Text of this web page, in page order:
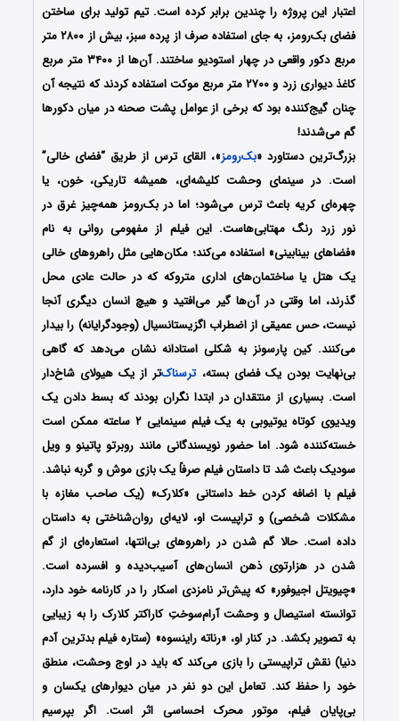
اعتبار این پروژه را چندین برابر کرده است. تیم تولید برای ساختن
فضای بک‌رومز، به جای استفاده صرف از پرده سبز، بیش از ۲۸۰۰ متر
مربع دکور واقعی در چهار استودیو ساختند. آن‌ها از ۳۴۰۰ متر مربع
کاغذ دیواری زرد و ۲۷۰۰ متر مربع موکت استفاده کردند که نتیجه آن
چنان گیج‌کننده بود که برخی از عوامل پشت صحنه در میان دکورها
گم می‌شدند!
بزرگ‌ترین دستاورد «بک‌رومز»، القای ترس از طریق “فضای خالی”
است. در سینمای وحشت کلیشه‌ای، همیشه تاریکی، خون، یا
چهره‌ای کریه باعث ترس می‌شود؛ اما در بک‌رومز همه‌چیز غرق در
نور زرد رنگ مهتابی‌هاست. این فیلم از مفهومی روانی به نام
«فضاهای بینابینی» استفاده می‌کند؛ مکان‌هایی مثل راهروهای خالی
یک هتل یا ساختمان‌های اداری متروکه که در حالت عادی محل
گذرند، اما وقتی در آن‌ها گیر می‌افتید و هیچ انسان دیگری آنجا
نیست، حس عمیقی از اضطراب اگزیستانسیال (وجودگرایانه) را بیدار
می‌کنند. کین پارسونز به شکلی استادانه نشان می‌دهد که گاهی
بی‌نهایت بودن یک فضای بسته،ترسناک‌تر از یک هیولای شاخ‌دار
است. بسیاری از منتقدان در ابتدا نگران بودند که بسط دادن یک
ویدیوی کوتاه یوتیوبی به یک فیلم سینمایی ۲ ساعته ممکن است
خسته‌کننده شود. اما حضور نویسندگانی مانند روبرتو پاتینو و ویل
سودیک باعث شد تا داستان فیلم صرفاً یک بازی موش و گربه نباشد.
فیلم با اضافه کردن خط داستانی «کلارک» (یک صاحب مغازه با
مشکلات شخصی) و تراپیست او، لایه‌ای روان‌شناختی به داستان
داده است. حالا گم شدن در راهروهای بی‌انتها، استعاره‌ای از گم
شدن در هزارتوی ذهن انسان‌های آسیب‌دیده و افسرده است.
«چیویتل اجیوفور» که پیش‌تر نامزدی اسکار را در کارنامه خود دارد،
توانسته استیصال و وحشت آرام‌سوختِ کاراکتر کلارک را به زیبایی
به تصویر بکشد. در کنار او، «رناته راینسوه» (ستاره فیلم بدترین آدم
دنیا) نقش تراپیستی را بازی می‌کند که باید در اوج وحشت، منطق
خود را حفظ کند. تعامل این دو نفر در میان دیوارهای یکسان و
بی‌پایان فیلم، موتور محرک احساسی اثر است. اگر بپرسیم